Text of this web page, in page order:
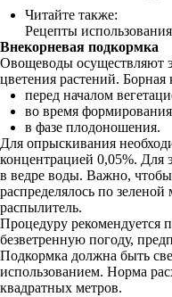
Читайте также:
Рецепты
Внекорневая подкормка
Овощеводы осуществляют
цветения растений.
перед началом
во время
в фазе плодоношения.
Для опрыскивания
концентрацией 0,05%. Для
в ведре воды. Важно,
распределялось по зеленой
распылитель.
Процедуру рекомендуется
безветренную погоду,
Подкормка должна быть
использованием. Норма
квадратных метров.